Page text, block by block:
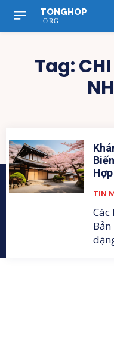
TONGHOP
.ORG
Tag:
TIN
Các
Bản Nhật Bản là quốc gia có sự đa